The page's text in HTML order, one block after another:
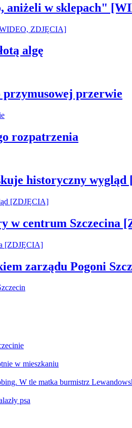
aniżeli w sklepach"
algę
przymusowej przerwie
rozpatrzenia
historyczny
w centrum Szczecina
zarządu Pogoni
w mieszkaniu
W tle matka burmistrz
psa